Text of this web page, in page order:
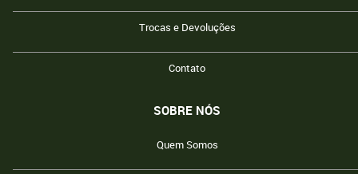
Trocas e Devoluções
Contato
SOBRE NÓS
Quem Somos